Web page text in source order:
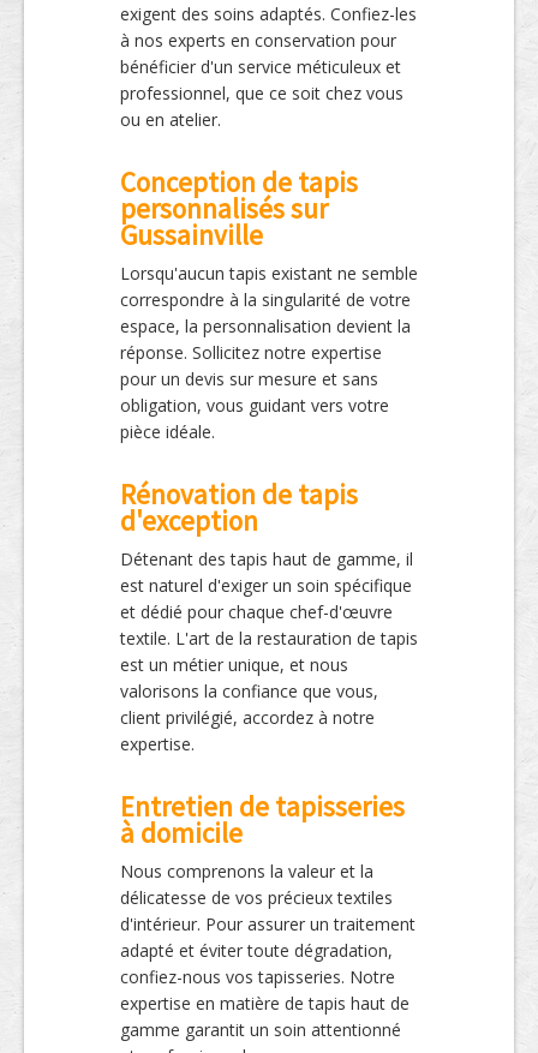
exigent des soins adaptés. Confiez-les
à nos experts en conservation pour
bénéficier d'un service méticuleux et
professionnel, que ce soit chez vous
ou en atelier.
Conception de tapis
personnalisés sur
Gussainville
Lorsqu'aucun tapis existant ne semble
correspondre à la singularité de votre
espace, la personnalisation devient la
réponse. Sollicitez notre expertise
pour un devis sur mesure et sans
obligation, vous guidant vers votre
pièce idéale.
Rénovation de tapis
d'exception
Détenant des tapis haut de gamme, il
est naturel d'exiger un soin spécifique
et dédié pour chaque chef-d'œuvre
textile. L'art de la restauration de tapis
est un métier unique, et nous
valorisons la confiance que vous,
client privilégié, accordez à notre
expertise.
Entretien de tapisseries
à domicile
Nous comprenons la valeur et la
délicatesse de vos précieux textiles
d'intérieur. Pour assurer un traitement
adapté et éviter toute dégradation,
confiez-nous vos tapisseries. Notre
expertise en matière de tapis haut de
gamme garantit un soin attentionné